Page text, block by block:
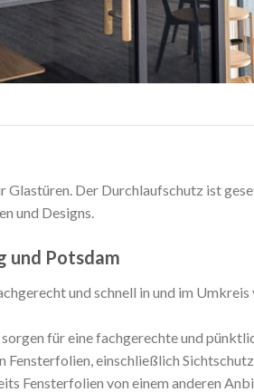
Der Durchlaufschutz ist
und Designs.
und Potsdam
und schnell in und im
für eine fachgerechte und
Fensterfolien, einschließlich
Fensterfolien von einem anderen